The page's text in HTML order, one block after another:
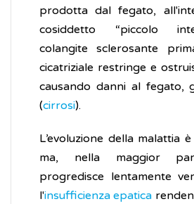
prodotta dal fegato,
cosiddetto “piccolo
colangite sclerosante
cicatriziale restringe e
causando danni al fegato,
(cirrosi).
L’evoluzione della malattia
ma, nella maggior
progredisce lentamente
l'insufficienza epatica